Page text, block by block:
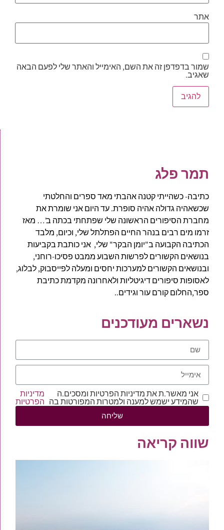
תמר פלג
כתיבה- כשהייתי קטנה אהבתי מאד ספרים והחלטתי
שכשאהיה גדולה אהיה סופרת. עד היום אני שומרת את
מחברת הסיפורים הראשונה שלי שפתחתי בכתה ב'… מאז
זרמו מים רבים בנהר החיים הפתלתל שלי, וכיום, מלבד
הכתיבה הקבועה ב"יומן הבקר" שלי, אני כותבת בקביעות
בנושאים הקשורים לפרשות השבוע ממבט פסיכו-רוחני,
ובנושאים הקשורים למערכות יחסים ומעלה לפייסבוק, לבלוג,
לאסופות סיפורים דיגיטליות ולאחרונה מקדמת כתיבת
ספר,החלום קורם עור וגידים..
נשארים מעודכנים
אני מאשר.ת את מדיניות הפרטיות ומסכים.ה
שהמידע ישמש למענה ולמטרות המפורטות בה
מדיניות
הפרטיות
שליחה
שווה קריאה
אתר
שמור בדפדפן זה את השם, האימייל והאתר שלי לפעם הבאה
שאגיב.